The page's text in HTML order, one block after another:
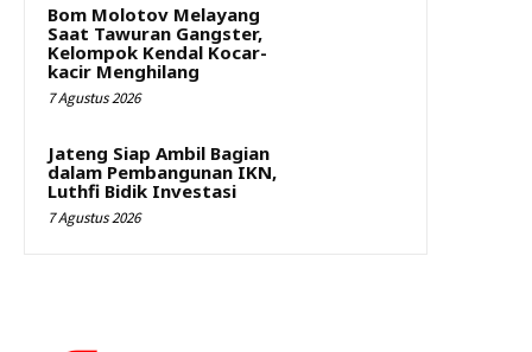
Bom Molotov Melayang
Saat Tawuran Gangster,
Kelompok Kendal Kocar-
kacir Menghilang
7 Agustus 2026
Jateng Siap Ambil Bagian
dalam Pembangunan IKN,
Luthfi Bidik Investasi
7 Agustus 2026